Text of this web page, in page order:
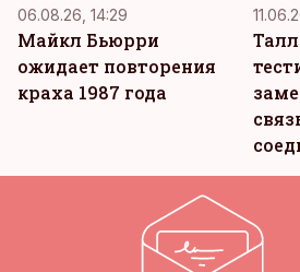
06.08.26, 14:29
Майкл Бьюрри
ожидает повторения
краха 1987 года